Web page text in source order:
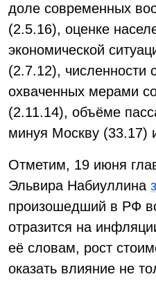
доле современных
(2.5.16), оценке
экономической
(2.7.12), численности
охваченных мерами
(2.11.14), объёме
минуя Москву (33.17)
Отметим, 19 июня
Эльвира Набиуллина
произошедший в РФ
отразится на
её словам, рост
оказать влияние не